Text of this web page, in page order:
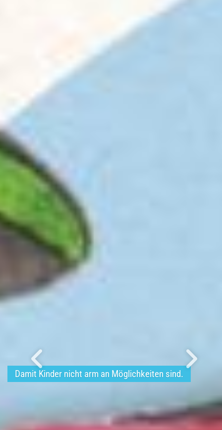
Damit Kinder nicht arm an Möglichkeiten sind.